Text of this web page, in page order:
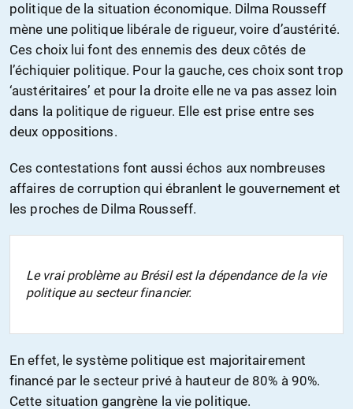
politique de la situation économique. Dilma Rousseff
mène une politique libérale de rigueur, voire d’austérité.
Ces choix lui font des ennemis des deux côtés de
l’échiquier politique. Pour la gauche, ces choix sont trop
‘austéritaires’ et pour la droite elle ne va pas assez loin
dans la politique de rigueur. Elle est prise entre ses
deux oppositions.
Ces contestations font aussi échos aux nombreuses
affaires de corruption qui ébranlent le gouvernement et
les proches de Dilma Rousseff.
Le vrai problème au Brésil est la dépendance de la vie
politique au secteur financier.
En effet, le système politique est majoritairement
financé par le secteur privé à hauteur de 80% à 90%.
Cette situation gangrène la vie politique.